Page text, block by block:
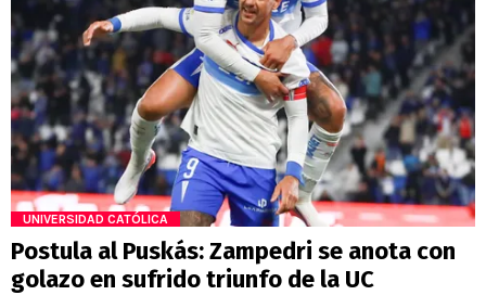
UNIVERSIDAD CATÓLICA
Postula al Puskás: Zampedri se anota con
golazo en sufrido triunfo de la UC